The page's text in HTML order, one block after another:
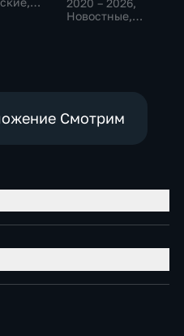
2020 – 2026,
Новостные,
Смотрим